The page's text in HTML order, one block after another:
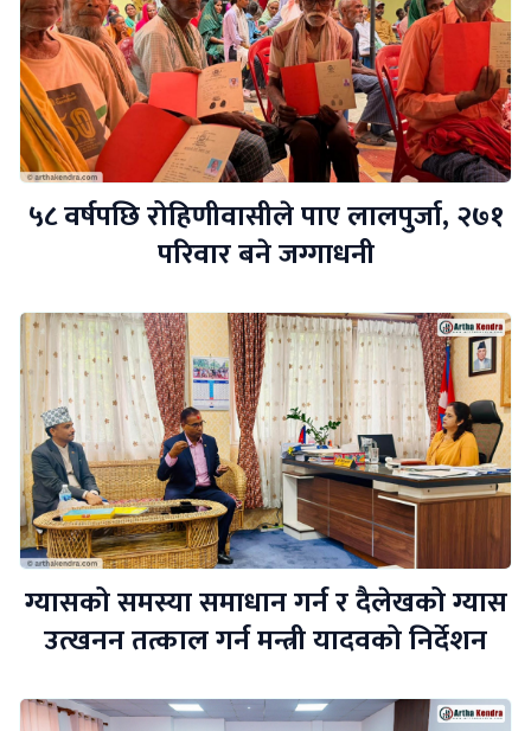
५८ वर्षपछि रोहिणीवासीले पाए लालपुर्जा, २७१
परिवार बने जग्गाधनी
ग्यासको समस्या समाधान गर्न र दैलेखको ग्यास
उत्खनन तत्काल गर्न मन्त्री यादवको निर्देशन